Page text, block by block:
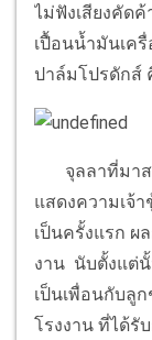
ไม่ฟังเสียงคัด
เปื้อนน้ำมันเค
ปาล์มโปรดักส์
จุลลาที่มาสมั
แสดงความเจ้
เป็นครั้งแรก
งาน นับตั้งแต่นั้
เป็นเพื่อนกับลู
โรงงาน ที่ได้รั